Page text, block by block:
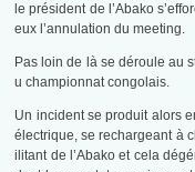
le président de l’Abako
eux l’annulation du meeting.
Pas loin de là se déroule au
u championnat congolais.
Un incident se produit alors
électrique, se rechargeant à
ilitant de l’Abako et cela